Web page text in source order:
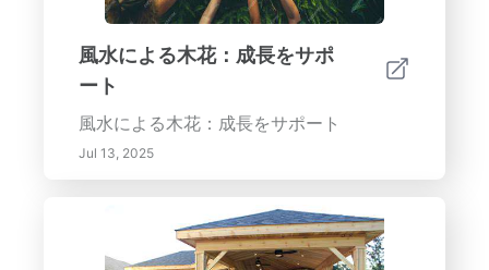
風水による木花：成長をサポ
ート
風水による木花：成長をサポート
Jul 13, 2025